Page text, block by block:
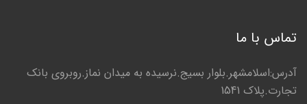
تماس با ما
آدرس:اسلامشهر.بلوار بسیج.نرسیده به میدان نماز.روبروی بانک
تجارت.پلاک 1541